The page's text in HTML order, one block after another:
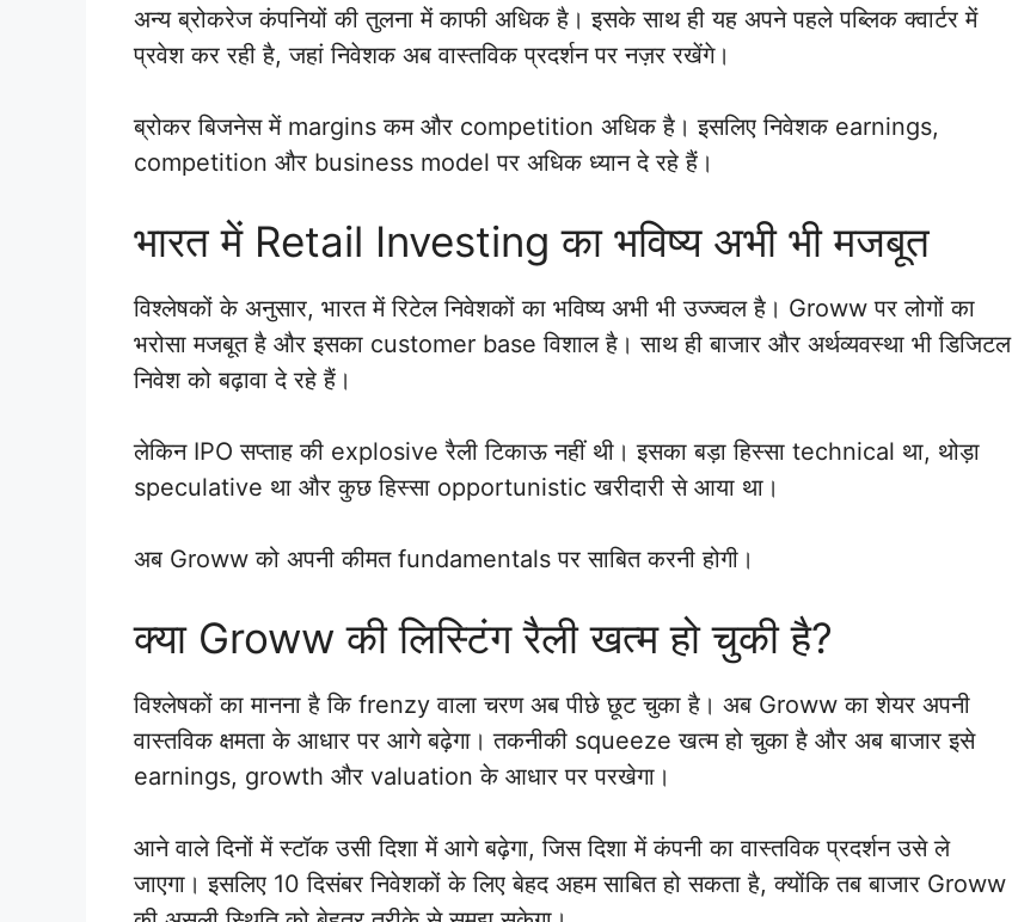
अन्य ब्रोकरेज कंपनियों की तुलना में काफी अधिक है। इसके साथ ही यह अपने पहले पब्लिक क्वार्टर में
प्रवेश कर रही है, जहां निवेशक अब वास्तविक प्रदर्शन पर नज़र रखेंगे।
ब्रोकर बिजनेस में margins कम और competition अधिक है। इसलिए निवेशक earnings,
competition और business model पर अधिक ध्यान दे रहे हैं।
भारत में Retail Investing का भविष्य अभी भी मजबूत
विश्लेषकों के अनुसार, भारत में रिटेल निवेशकों का भविष्य अभी भी उज्ज्वल है। Groww पर लोगों का
भरोसा मजबूत है और इसका customer base विशाल है। साथ ही बाजार और अर्थव्यवस्था भी डिजिटल
निवेश को बढ़ावा दे रहे हैं।
लेकिन IPO सप्ताह की explosive रैली टिकाऊ नहीं थी। इसका बड़ा हिस्सा technical था, थोड़ा
speculative था और कुछ हिस्सा opportunistic खरीदारी से आया था।
अब Groww को अपनी कीमत fundamentals पर साबित करनी होगी।
क्या Groww की लिस्टिंग रैली खत्म हो चुकी है?
विश्लेषकों का मानना है कि frenzy वाला चरण अब पीछे छूट चुका है। अब Groww का शेयर अपनी
वास्तविक क्षमता के आधार पर आगे बढ़ेगा। तकनीकी squeeze खत्म हो चुका है और अब बाजार इसे
earnings, growth और valuation के आधार पर परखेगा।
आने वाले दिनों में स्टॉक उसी दिशा में आगे बढ़ेगा, जिस दिशा में कंपनी का वास्तविक प्रदर्शन उसे ले
जाएगा। इसलिए 10 दिसंबर निवेशकों के लिए बेहद अहम साबित हो सकता है, क्योंकि तब बाजार Groww